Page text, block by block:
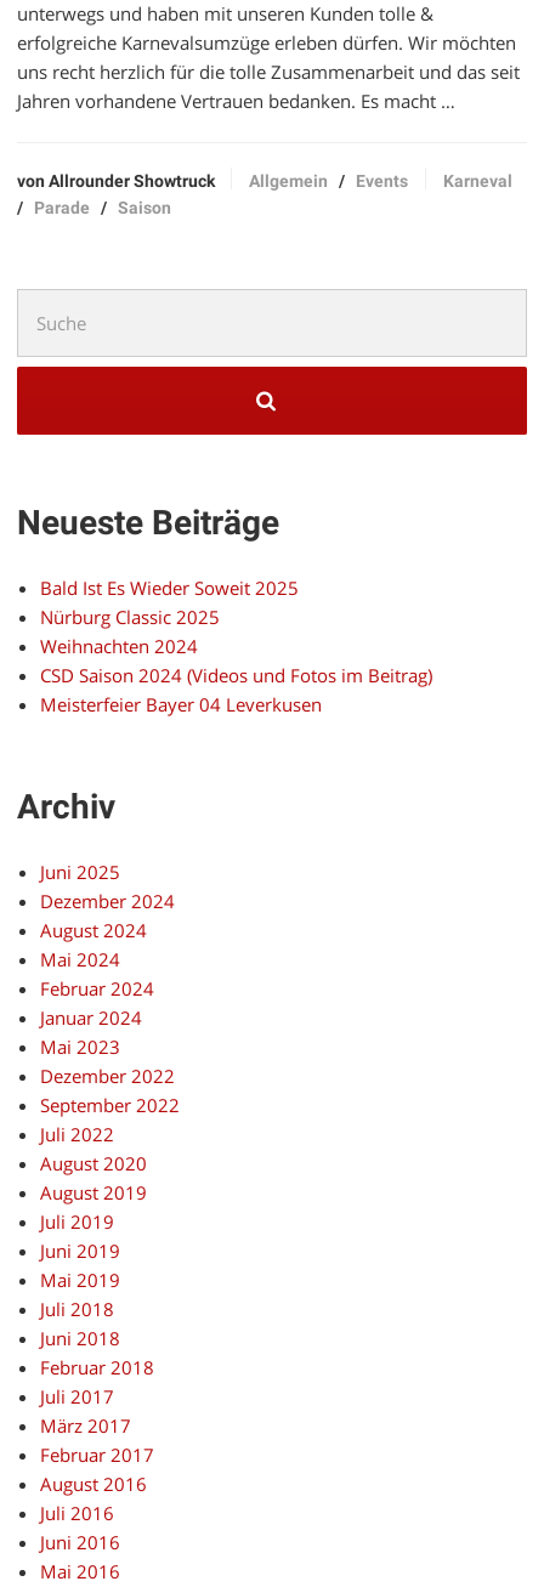
unterwegs und haben mit unseren Kunden tolle &
erfolgreiche Karnevalsumzüge erleben dürfen. Wir möchten
uns recht herzlich für die tolle Zusammenarbeit und das seit
Jahren vorhandene Vertrauen bedanken. Es macht …
von Allrounder Showtruck Allgemein / Events
Karneval
/ Parade /Saison
nach:
Neueste Beiträge
Bald Ist Es Wieder Soweit 2025
Nürburg Classic 2025
Weihnachten 2024
CSD Saison 2024 (Videos und Fotos im Beitrag)
Meisterfeier Bayer 04 Leverkusen
Archiv
Juni 2025
Dezember 2024
August 2024
Mai 2024
Februar 2024
Januar 2024
Mai 2023
Dezember 2022
September 2022
Juli 2022
August 2020
August 2019
Juli 2019
Juni 2019
Mai 2019
Juli 2018
Juni 2018
Februar 2018
Juli 2017
März 2017
Februar 2017
August 2016
Juli 2016
Juni 2016
Mai 2016